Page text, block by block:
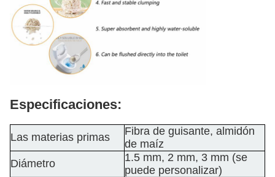
Especificaciones:
Las materias primas
Fibra de guisante, almidón
de maíz
Diámetro
1.5 mm, 2 mm, 3 mm (se
puede personalizar)